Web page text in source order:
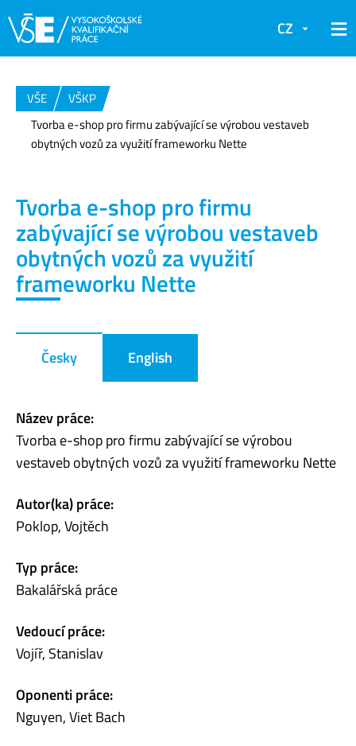
CZ
VŠE
VŠKP
Tvorba e-shop pro firmu zabývající se výrobou vestaveb
obytných vozů za využití frameworku Nette
Tvorba e-shop pro firmu
zabývající se výrobou vestaveb
obytných vozů za využití
frameworku Nette
Česky English
Název práce:
Tvorba e-shop pro firmu zabývající se výrobou
vestaveb obytných vozů za využití frameworku Nette
Autor(ka) práce:
Poklop, Vojtěch
Typ práce:
Bakalářská práce
Vedoucí práce:
Vojíř, Stanislav
Oponenti práce:
Nguyen, Viet Bach